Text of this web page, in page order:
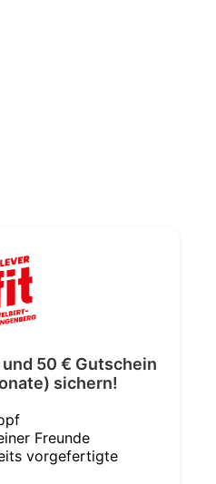
50 € Gutschein
sichern!
Freunde
vorgefertigte